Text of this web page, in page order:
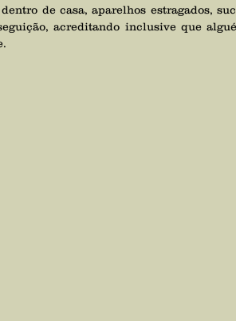
de casa, aparelhos estragados,
acreditando inclusive que